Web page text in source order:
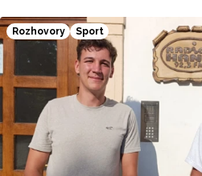
budou poměřovat v atraktivních
Reprezentovat budou i místní
s úřadujícím mistrem světa
Rozhovory Sport